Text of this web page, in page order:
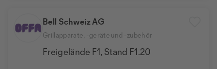
Bell Schweiz AG
Grillapparate, -geräte und -zubehör
Freigelände F1, Stand F1.20